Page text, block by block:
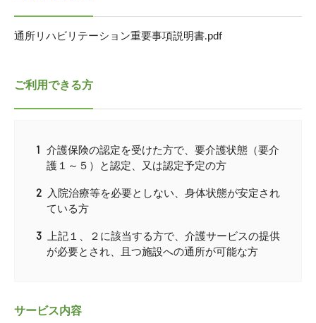
通所リハビリテーション重要事項説明書.pdf
ご利用できる方
介護保険の認定を受けた方で、要介護状態（要介
護１～５）と認定、又は認定予定の方
入院治療等を必要としない、身体状態が安定され
ている方
上記１、２に該当する方で、介護サービスの提供
が必要とされ、且つ施設への通所が可能な方
サービス内容